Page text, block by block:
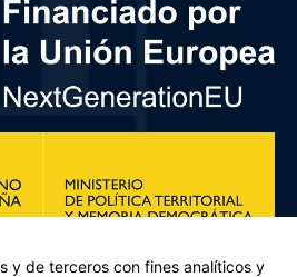
y de terceros con fines analíticos y